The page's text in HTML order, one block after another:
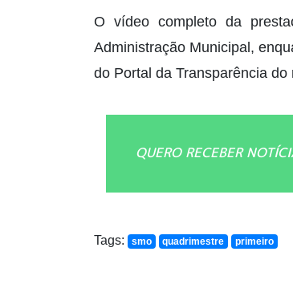
O vídeo completo da
Administração Municipal,
do Portal da Transparência do
QUERO RECEBER
Tags: smo quadrimestre primeiro